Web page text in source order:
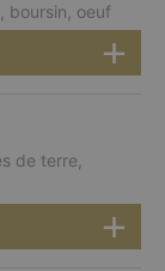
boursin, oeuf
de terre,